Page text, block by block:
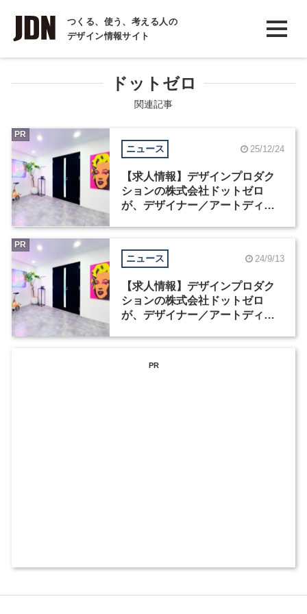
つくる、使う、考える人の
デザイン情報サイト
INTERVIEW
インタビュー
COLUMN
コラム
ドットゼロ
関連記事
ニュース 25/12/24
【求人情報】デザインプロダク
ションの株式会社ドットゼロ
が、デザイナー／アートディレ
PR
ニュース 24/9/13
【求人情報】デザインプロダク
ションの株式会社ドットゼロ
が、デザイナー／アートディレ
PR
PR